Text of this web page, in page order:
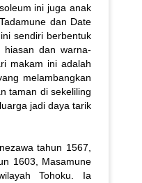
ini juga anak
dan Date
sendiri berbentuk
hiasan dan warna-
makam ini adalah
melambangkan
taman di sekeliling
jadi daya tarik
tahun 1567,
1603, Masamune
Tohoku. Ia